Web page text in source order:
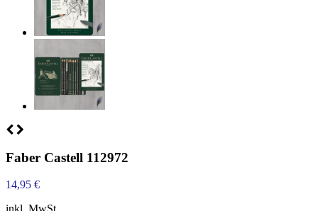
Faber Castell 112972
14,95 €